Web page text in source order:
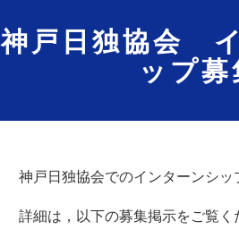
神戸日独協会
ップ募
神戸日独協会でのインターンシッ
詳細は，以下の募集掲示をご覧く